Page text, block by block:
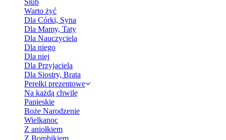
Ślub
Warto żyć
Dla Córki, Syna
Dla Mamy, Taty
Dla Nauczyciela
Dla niego
Dla niej
Dla Przyjaciela
Dla Siostry, Brata
Perełki prezentowe
Na każdą chwilę
Papieskie
Boże Narodzenie
Wielkanoc
Z aniołkiem
Z Bombikiem